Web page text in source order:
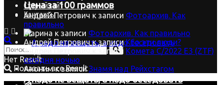
Старый сайт
Контакты
Нет Result
Показать все Result
Цена за 100 граммов
А надо не вещать, а надо беседовать
Андрей Петрович к записи Фотоархив. Как
правильно
Марина к записи Фотоархив. Как правильно
Андрей Петровичк записиКто эти люди?
Андрей Петрович
к записи Комета C/2022 E3 (ZTF)
сегодня ночью
Анонимк записиЗнамя над Рейхстагом